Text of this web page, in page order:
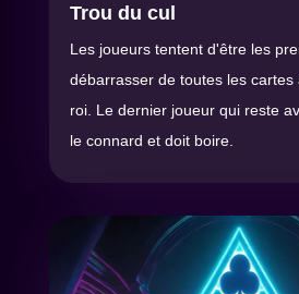
Trou du cul
Les joueurs tentent d'être les
débarrasser de toutes les cartes
roi. Le dernier joueur qui reste
le connard et doit boire.